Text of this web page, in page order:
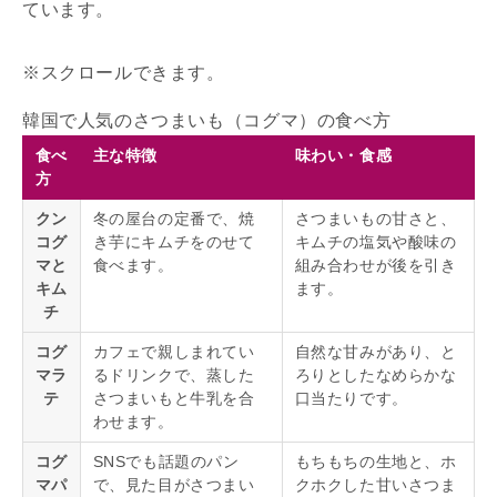
ています。
韓国で人気のさつまいも（コグマ）の食べ方
食べ
方
主な特徴 味わい・食感
クン
コグ
マと
キム
チ
冬の屋台の定番で、焼
き芋にキムチをのせて
食べます。
さつまいもの甘さと、
キムチの塩気や酸味の
組み合わせが後を引き
ます。
コグ
マラ
テ
カフェで親しまれてい
るドリンクで、蒸した
さつまいもと牛乳を合
わせます。
自然な甘みがあり、と
ろりとしたなめらかな
口当たりです。
コグ
マパ
SNSでも話題のパン
で、見た目がさつまい
もちもちの生地と、ホ
クホクした甘いさつま